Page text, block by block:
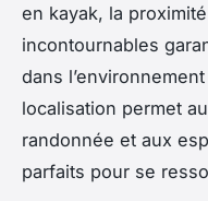
en kayak, la
incontournables
dans
localisation permet
randonnée et aux
parfaits pour se